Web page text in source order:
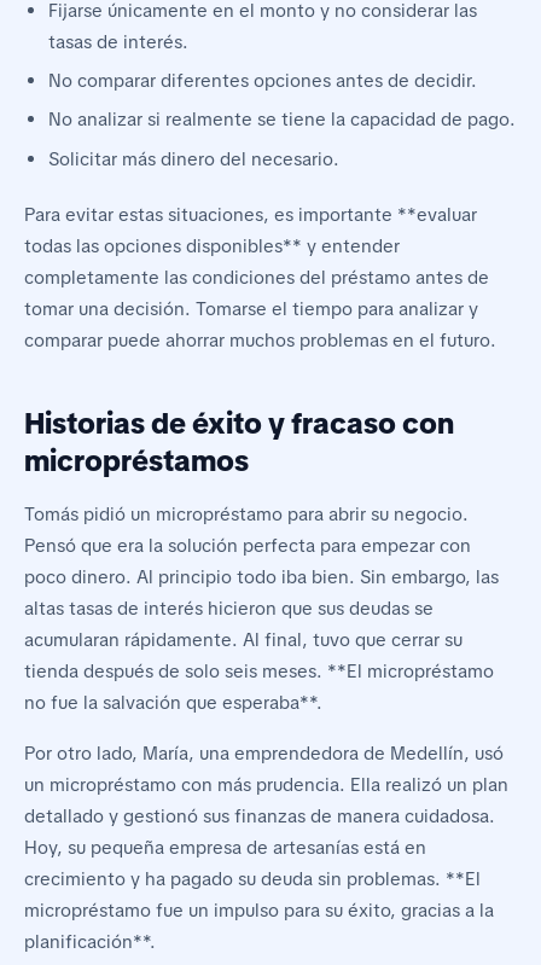
Fijarse únicamente en el monto y no considerar las
tasas de interés.
No comparar diferentes opciones antes de decidir.
No analizar si realmente se tiene la capacidad de pago.
Solicitar más dinero del necesario.
Para evitar estas situaciones, es importante **evaluar
todas las opciones disponibles** y entender
completamente las condiciones del préstamo antes de
tomar una decisión. Tomarse el tiempo para analizar y
comparar puede ahorrar muchos problemas en el futuro.
Historias de éxito y fracaso con
micropréstamos
Tomás pidió un micropréstamo para abrir su negocio.
Pensó que era la solución perfecta para empezar con
poco dinero. Al principio todo iba bien. Sin embargo, las
altas tasas de interés hicieron que sus deudas se
acumularan rápidamente. Al final, tuvo que cerrar su
tienda después de solo seis meses. **El micropréstamo
no fue la salvación que esperaba**.
Por otro lado, María, una emprendedora de Medellín, usó
un micropréstamo con más prudencia. Ella realizó un plan
detallado y gestionó sus finanzas de manera cuidadosa.
Hoy, su pequeña empresa de artesanías está en
crecimiento y ha pagado su deuda sin problemas. **El
micropréstamo fue un impulso para su éxito, gracias a la
planificación**.